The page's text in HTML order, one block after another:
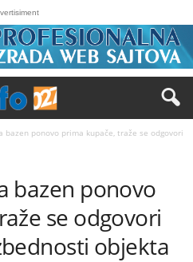
bazen ponovo prima kupače, traže se odgovori
bazen ponovo
se odgovori
objekta